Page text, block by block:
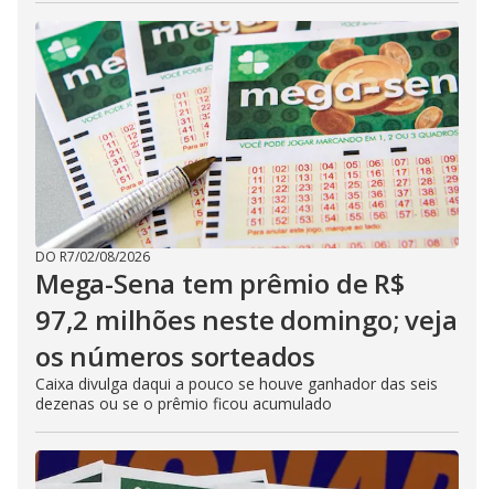
DO R7/02/08/2026
Mega-Sena tem prêmio de R$
97,2 milhões neste domingo; veja
os números sorteados
Caixa divulga daqui a pouco se houve ganhador das seis
dezenas ou se o prêmio ficou acumulado